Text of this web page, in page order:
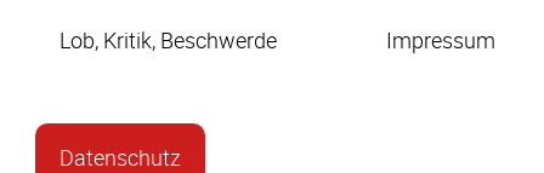
Lob, Kritik, Beschwerde Impressum
Datenschutz